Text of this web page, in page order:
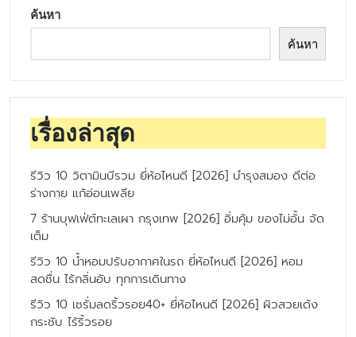
ค้นหา
ค้นหา
เรื่องล่าสุด
รีวิว 10 วิตามินบีรวม ยี่ห้อไหนดี [2026] บำรุงสมอง ดีต่อ
ร่างกาย แก้อ่อนเพลีย
7 ร้านบุฟเฟ่ต์ทะเลเผา กรุงเทพ [2026] อิ่มคุ้ม ของไม่อั้น จัด
เต็ม
รีวิว 10 น้ำหอมปรับอากาศในรถ ยี่ห้อไหนดี [2026] หอม
สดชื่น ไร้กลิ่นอับ ทุกการเดินทาง
รีวิว 10 เซรั่มลดริ้วรอย40+ ยี่ห้อไหนดี [2026] ผิวสวยเด้ง
กระชับ ไร้ริ้วรอย